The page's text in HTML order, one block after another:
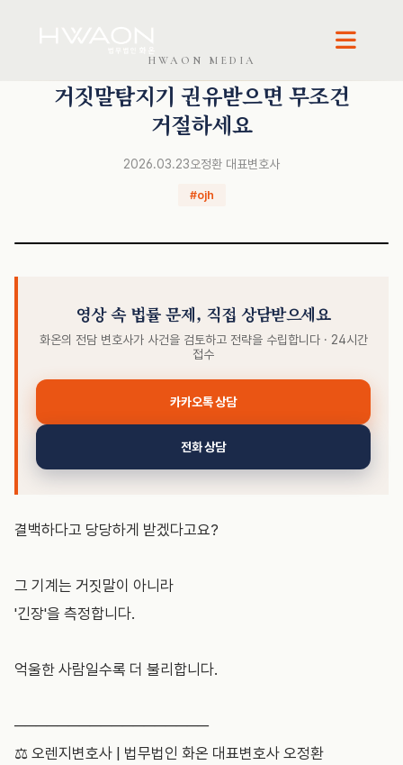
오정환 · 대표변호사
HWAON MEDIA
거짓말탐지기 권유받으면 무조건
거절하세요
2026.03.23오정환 대표변호사
#ojh
영상 속 법률 문제, 직접 상담받으세요
화온의 전담 변호사가 사건을 검토하고 전략을 수립합니다 · 24시간
접수
카카오톡 상담
전화 상담
결백하다고 당당하게 받겠다고요?
그 기계는 거짓말이 아니라
'긴장'을 측정합니다.
억울한 사람일수록 더 불리합니다.
──────────────────
⚖️ 오렌지변호사 | 법무법인 화온 대표변호사 오정환